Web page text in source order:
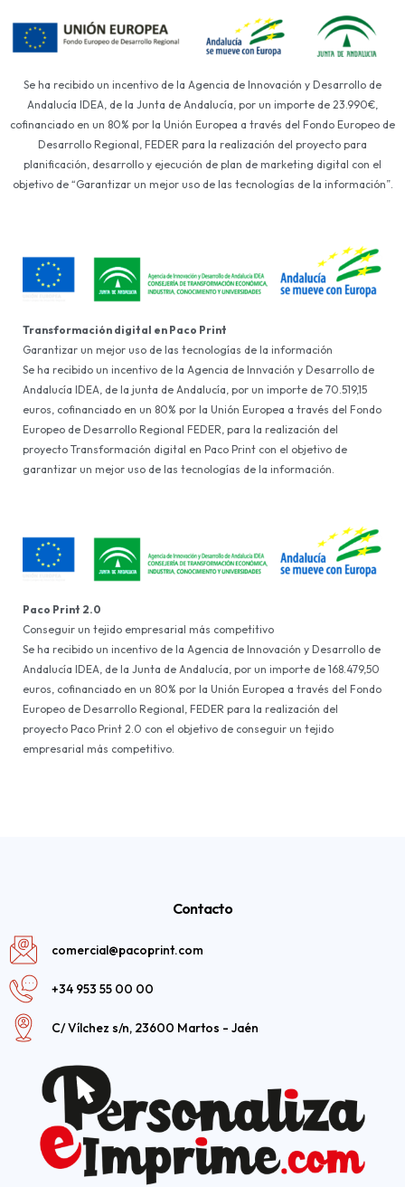
Se ha recibido un incentivo de la Agencia de Innovación y Desarrollo de
Andalucía IDEA, de la Junta de Andalucía, por un importe de 23.990€,
cofinanciado en un 80% por la Unión Europea a través del Fondo Europeo de
Desarrollo Regional, FEDER para la realización del proyecto para
planificación, desarrollo y ejecución de plan de marketing digital con el
objetivo de “Garantizar un mejor uso de las tecnologías de la información”.
Transformación digital en Paco Print
Garantizar un mejor uso de las tecnologías de la información
Se ha recibido un incentivo de la Agencia de Innvación y Desarrollo de
Andalucía IDEA, de la junta de Andalucía, por un importe de 70.519,15
euros, cofinanciado en un 80% por la Unión Europea a través del Fondo
Europeo de Desarrollo Regional FEDER, para la realización del
proyecto Transformación digital en Paco Print con el objetivo de
garantizar un mejor uso de las tecnologías de la información.
Paco Print 2.0
Conseguir un tejido empresarial más competitivo
Se ha recibido un incentivo de la Agencia de Innovación y Desarrollo de
Andalucía IDEA, de la Junta de Andalucía, por un importe de 168.479,50
euros, cofinanciado en un 80% por la Unión Europea a través del Fondo
Europeo de Desarrollo Regional, FEDER para la realización del
proyecto Paco Print 2.0 con el objetivo de conseguir un tejido
empresarial más competitivo.
Contacto
comercial@pacoprint.com
+34 953 55 00 00
C/ Vílchez s/n, 23600 Martos - Jaén